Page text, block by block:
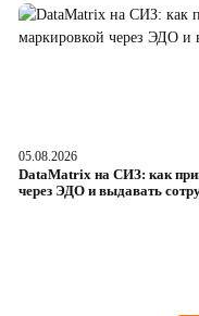
05.08.2026
DataMatrix на СИЗ: как
через ЭДО и выдавать